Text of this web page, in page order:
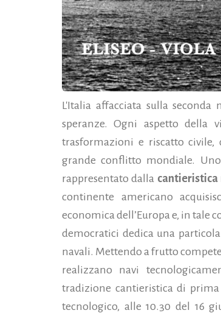
L'Italia affacciata sulla
speranze. Ogni aspetto della
trasformazioni e riscatto civile,
grande conflitto mondiale.
rappresentato dalla cantieristica
continente americano
economica dell’Europa e, in
democratici dedica una
navali. Mettendo a frutto
realizzano navi
tradizione cantieristica di
tecnologico, alle 10.30 del 16